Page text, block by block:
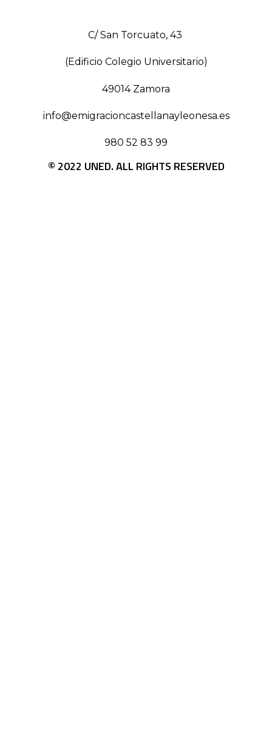
C/ San Torcuato, 43
(Edificio Colegio Universitario)
49014 Zamora
info@emigracioncastellanayleonesa.es
980 52 83 99
© 2022 UNED. ALL RIGHTS RESERVED